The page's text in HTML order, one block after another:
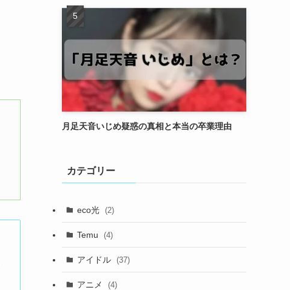
月足天音いじめ疑惑の真相と本当の卒業理由
カテゴリー
eco光 (2)
Temu (4)
アイドル (37)
アニメ (4)